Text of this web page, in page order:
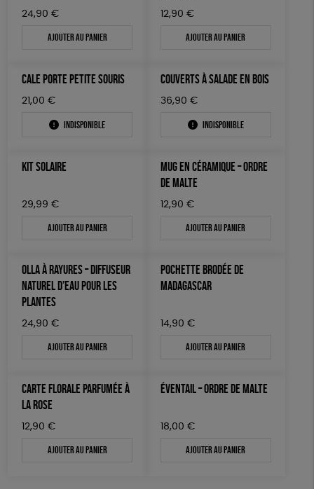
LIVRES
FSC Fabrication artisanale PEFC
Fabriqué en Espagne ESAT
24,90 €
Ajouter au panier
12,90 €
Ajouter au panier
CALE PORTE PETITE SOURIS
21,00 €
Indisponible
COUVERTS À SALADE EN BOIS
36,90 €
Indisponible
KIT SOLAIRE
29,99 €
Ajouter au panier
MUG EN CÉRAMIQUE – ORDRE
DE MALTE
12,90 €
Ajouter au panier
OLLA À RAYURES – DIFFUSEUR
NATUREL D’EAU POUR LES
PLANTES
24,90 €
Ajouter au panier
POCHETTE BRODÉE DE
MADAGASCAR
14,90 €
Ajouter au panier
CARTE FLORALE PARFUMÉE À
LA ROSE
12,90 €
Ajouter au panier
ÉVENTAIL – ORDRE DE MALTE
18,00 €
Ajouter au panier